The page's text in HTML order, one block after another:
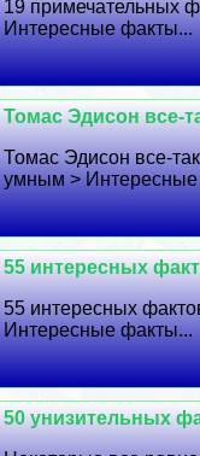
19 примечательных
Интересные факты...
Томас Эдисон все-
Томас Эдисон все-
умным > Интересные
55 интересных
55 интересных
Интересные факты...
50 унизительных